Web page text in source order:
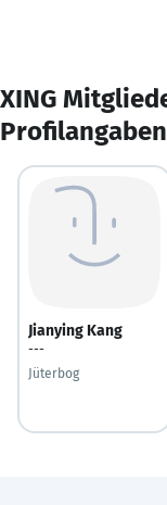
XING
Profilangaben
Jianying Kang
---
Jüterbog